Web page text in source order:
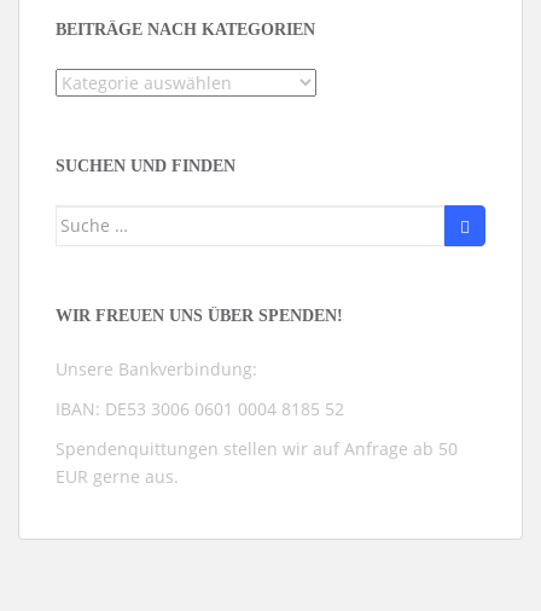
BEITRÄGE NACH KATEGORIEN
Beiträge
SUCHEN UND FINDEN
Suche
WIR FREUEN UNS ÜBER SPENDEN!
Unsere Bankverbindung:
IBAN: DE53 3006 0601 0004 8185 52
Spendenquittungen stellen wir auf Anfrage ab 50
EUR gerne aus.